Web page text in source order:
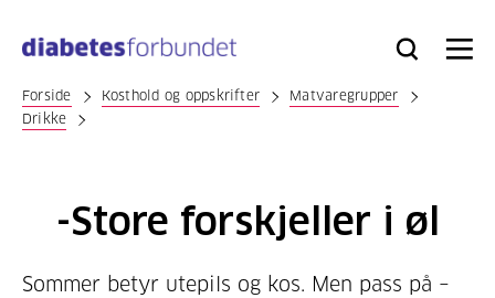
hovedinnhold
Bli
Logg
Søk Meny
Forside Kosthold og oppskrifter
Matvaregrupper
Drikke
-Store forskjeller i øl
Sommer betyr utepils og kos. Men pass på –